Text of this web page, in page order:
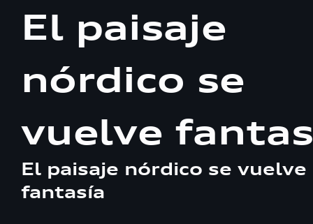
El paisaje
nórdico se
vuelve
El paisaje nórdico se vuelve
fantasía